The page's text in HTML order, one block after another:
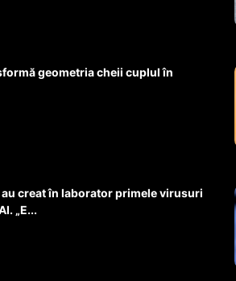
geometria cheii cuplul în
creat în laborator primele virusuri
„E...